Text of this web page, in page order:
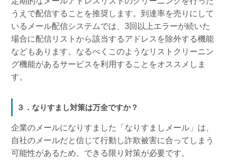
うえで配信することを推奨します。到達率を売りにして
いるメール配信システムでは、3回以上エラーが続いた
場合に配信リストから該当するアドレスを除外する機能
などもあります。なるべくこのようなリストクリーニン
グ機能があるサービスを利用することをオススメしま
す。
３．なりすまし対策は万全ですか？
企業のメールになりすました「なりすましメール」は、
自社のメールだと信じて行動し詐欺被害に合ってしまう
可能性があるため、できる限り対策が必要です。